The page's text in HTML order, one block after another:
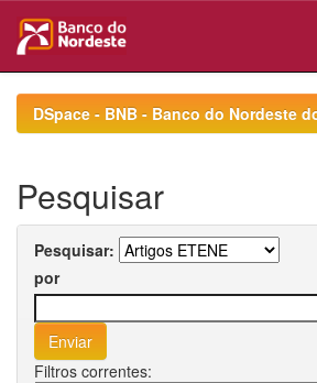
navigationDSpace - BNB - Banco do Nordeste
Pesquisar
Pesquisar:
por
Filtros correntes: